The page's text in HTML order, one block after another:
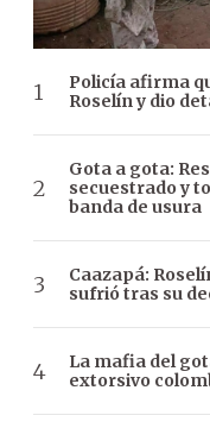
Policía afirma
Roselín y dio
Gota a gota:
secuestrado y
banda de usura
Caazapá:
sufrió tras su
La mafia del
extorsivo